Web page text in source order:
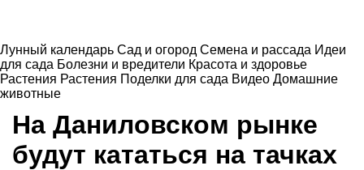
Лунный календарь Сад и огород Семена и рассада Идеи
для сада Болезни и вредители Красота и здоровье
Растения Растения Поделки для сада Видео Домашние
животные
На Даниловском рынке
будут кататься на тачках